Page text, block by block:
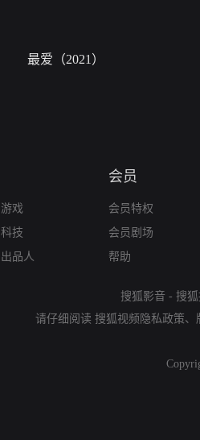
最爱（2021）
游戏
科技
出品人
会员
会员特权
会员剧场
帮助
搜狐影音 - 搜
请仔细阅读 搜狐视频隐私政策、